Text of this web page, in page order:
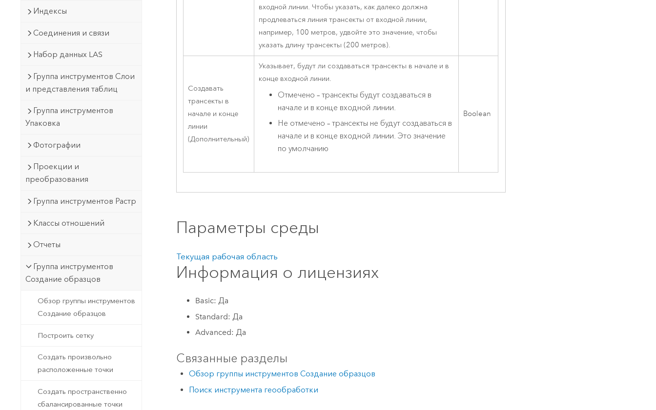
Индексы
Соединения и связи
Набор данных LAS
Группа инструментов Слои
и представления таблиц
Группа инструментов
Упаковка
Фотографии
Проекции и
преобразования
Группа инструментов Растр
Классы отношений
Отчеты
Группа инструментов
Создание образцов
Обзор группы инструментов
Создание образцов
Построить сетку
Создать произвольно
расположенные точки
Создать пространственно
сбалансированные точки
входной линии. Чтобы указать, как далеко должна
продлеваться линия трансекты от входной линии,
например, 100 метров, удвойте это значение, чтобы
указать длину трансекты (200 метров).
Создавать
трансекты в
начале и конце
линии
(Дополнительный)
Указывает, будут ли создаваться трансекты в начале и в
конце входной линии.
Отмечено – трансекты будут создаваться в
начале и в конце входной линии.
Не отмечено – трансекты не будут создаваться в
начале и в конце входной линии. Это значение
по умолчанию
Boolean
Параметры среды
Текущая рабочая область
Информация о лицензиях
Basic: Да
Standard: Да
Advanced: Да
Связанные разделы
Обзор группы инструментов Создание образцов
Поиск инструмента геообработки